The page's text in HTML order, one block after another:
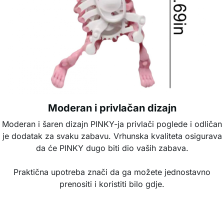
Moderan i privlačan dizajn
Moderan i šaren dizajn PINKY-ja privlači poglede i odličan
je dodatak za svaku zabavu. Vrhunska kvaliteta osigurava
da će PINKY dugo biti dio vaših zabava.
Praktična upotreba znači da ga možete jednostavno
prenositi i koristiti bilo gdje.